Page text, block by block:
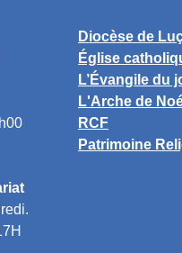
Diocèse de
Église
L’Évangile du
L'Arche de
RCF
Patrimoine